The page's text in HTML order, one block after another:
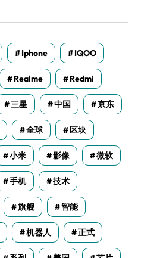
Iphone IQOO
Realme Redmi
三星 中国 京东
全球 区块
小米 影像 微软
手机 技术
旗舰 智能
机器人 正式